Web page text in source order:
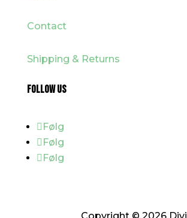
Contact
Shipping & Returns
FOLLOW US
Følg
Følg
Følg